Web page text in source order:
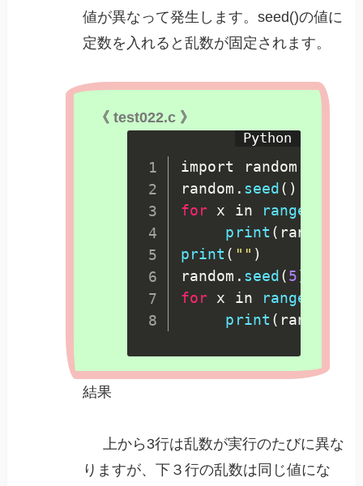
値が異なって発生します。seed()の値に
定数を入れると乱数が固定されます。
《 test022.c 》
import random
random . seed ( )
for x in range
print ( random
print ( "" )
random . seed (5)
for x in range
print ( random
結果
上から3行は乱数が実行のたびに異な
りますが、下３行の乱数は同じ値にな